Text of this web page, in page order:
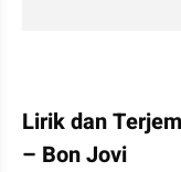
Lirik dan
– Bon Jovi